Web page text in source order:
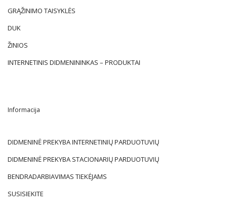
GRĄŽINIMO TAISYKLĖS
DUK
ŽINIOS
INTERNETINIS DIDMENININKAS – PRODUKTAI
Informacija
DIDMENINĖ PREKYBA INTERNETINIŲ PARDUOTUVIŲ
DIDMENINĖ PREKYBA STACIONARIŲ PARDUOTUVIŲ
BENDRADARBIAVIMAS TIEKĖJAMS
SUSISIEKITE